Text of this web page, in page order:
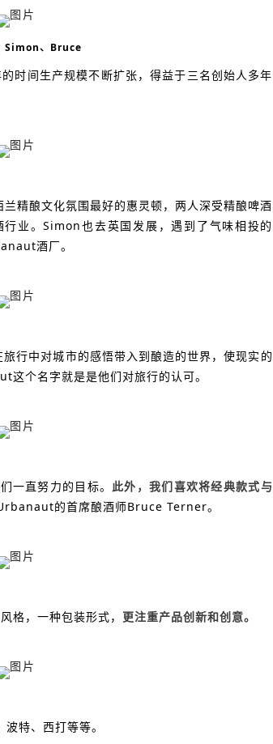
Simon、Bruce
时间生产规模不断扩张，得益于三名创始人多年
精酿文化氛围最好的惠灵顿，两人深受精酿啤酒
业。Simon也去英国发展，遇到了气味相投的
酒厂。
行中对城市的感悟带入到酿造的世界，使现实的
个名字就是是他们对旅行的认可。
一直努力的目标。此外，我们喜欢将经典款式与
的首席酿酒师Bruce Terner。
格，一种包装形式， 更注重产品创新和创意。
特、西打等等。